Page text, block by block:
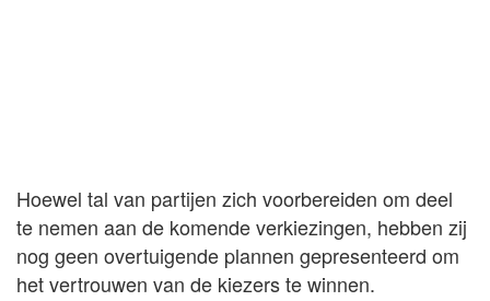
Hoewel tal van partijen zich voorbereiden om deel
te nemen aan de komende verkiezingen, hebben zij
nog geen overtuigende plannen gepresenteerd om
het vertrouwen van de kiezers te winnen.